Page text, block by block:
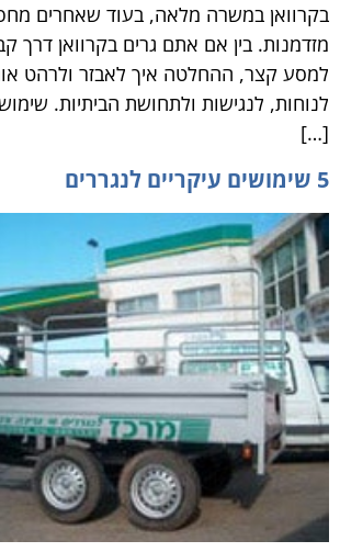
בקרוואן במשרה מלאה, בעוד שאחרים
מזדמנות. בין אם אתם גרים בקרוואן דרך
למסע קצר, ההחלטה איך לאבזר ולרהט
לנוחות, לנגישות ולתחושת הביתיות. שימוש
[…]
5 שימושים עיקריים לנגררים